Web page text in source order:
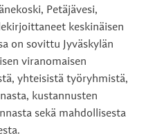
Petäjävesi,
keskinäisen
on sovittu Jyväskylän
viranomaisen
yhteisistä työryhmistä,
kustannusten
sekä mahdollisesta